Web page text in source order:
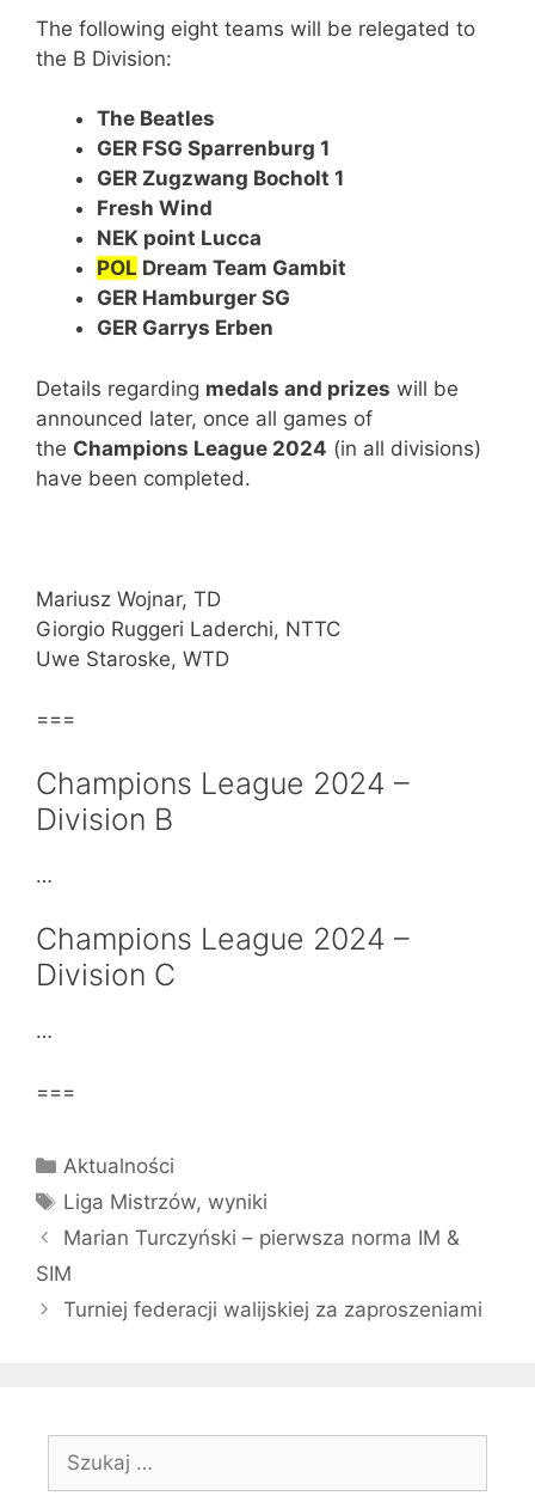
The following eight teams will be relegated to
the B Division:
The Beatles
GER FSG Sparrenburg 1
GER Zugzwang Bocholt 1
Fresh Wind
NEK point Lucca
POL Dream Team Gambit
GER Hamburger SG
GER Garrys Erben
Details regarding medals and prizes will be
announced later, once all games of
the Champions League 2024 (in all divisions)
have been completed.
Mariusz Wojnar, TD
Giorgio Ruggeri Laderchi, NTTC
Uwe Staroske, WTD
===
Champions League 2024 –
Division B
…
Champions League 2024 –
Division C
…
===
Kategorie
Aktualności
Tagi
Liga Mistrzów,wyniki
Marian Turczyński – pierwsza norma IM &
SIM
Turniej federacji walijskiej za zaproszeniami